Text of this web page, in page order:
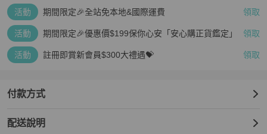
活動 期間限定🎉全站免本地&國際運費 領取
活動 期間限定🎉優惠價$199保你心安「安心購正貨鑑定」 領取
活動 註冊即賞新會員$300大禮遇💝 領取
付款方式
配送說明